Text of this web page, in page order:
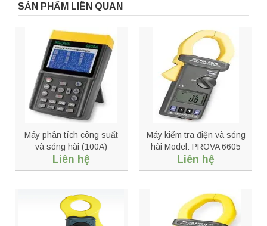
SẢN PHẨM LIÊN QUAN
Máy phân tích công suất
và sóng hài (100A)
PROVA 6830A + 6801
Liên hệ
Máy kiểm tra điện và sóng
hài Model: PROVA 6605
Liên hệ